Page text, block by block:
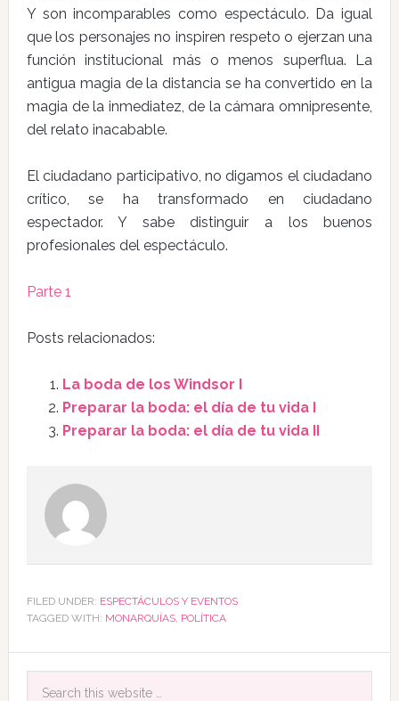
Y son incomparables como espectáculo. Da igual
que los personajes no inspiren respeto o ejerzan una
función institucional más o menos superflua. La
antigua magia de la distancia se ha convertido en la
magia de la inmediatez, de la cámara omnipresente,
del relato inacabable.
El ciudadano participativo, no digamos el ciudadano
crítico, se ha transformado en ciudadano
espectador. Y sabe distinguir a los buenos
profesionales del espectáculo.
Parte 1
Posts relacionados:
La boda de los Windsor I
Preparar la boda: el día de tu vida I
Preparar la boda: el día de tu vida II
FILED UNDER: ESPECTÁCULOS Y EVENTOS
TAGGED WITH: MONARQUÍAS, POLÍTICA